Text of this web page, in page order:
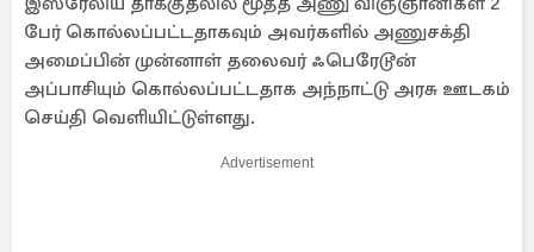
பேர் கொல்லப்பட்டதாகவும் அவர்களில் அணுசக்தி
அமைப்பின் முன்னாள் தலைவர் ஃபெரேடூன்
அப்பாசியும் கொல்லப்பட்டதாக அந்நாட்டு அரசு ஊடகம்
செய்தி வெளியிட்டுள்ளது.
Advertisement